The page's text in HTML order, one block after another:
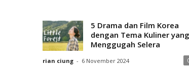
5 Drama dan Film Korea
dengan Tema Kuliner yang
Menggugah Selera
rian ciung - 6 November 2024